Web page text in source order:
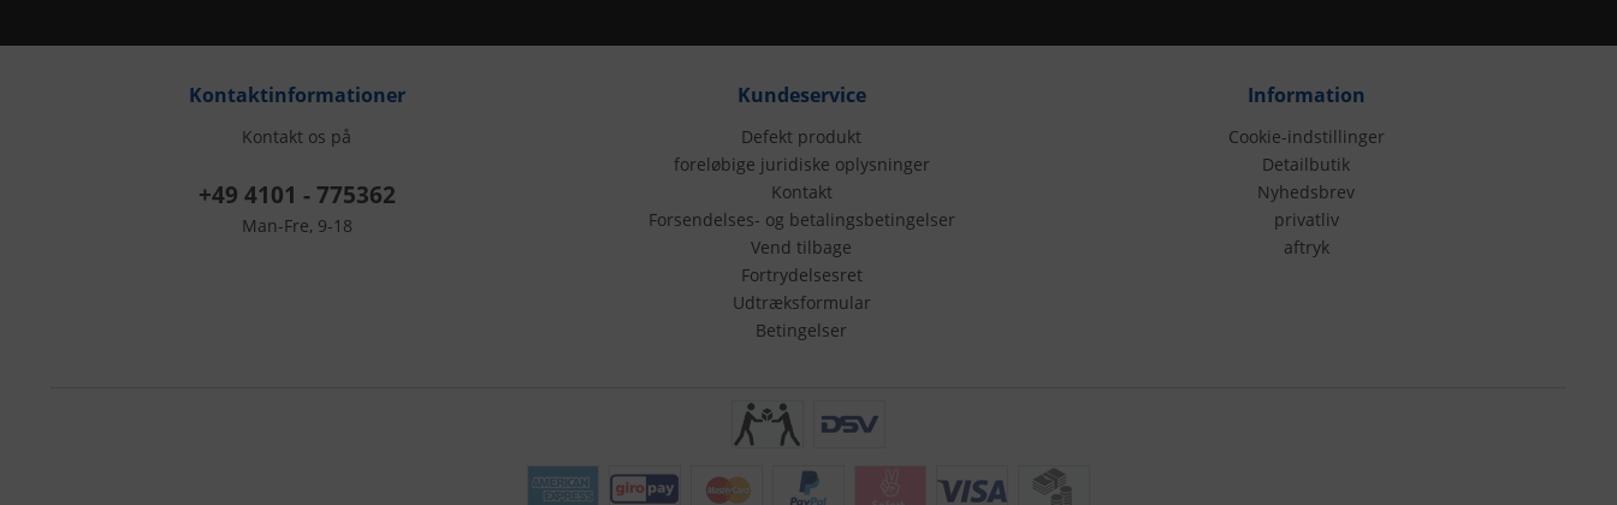
Kontaktinformationer
Kontakt os på
+49 4101 - 775362
Man-Fre, 9-18
Kundeservice
Defekt produkt
foreløbige juridiske oplysninger
Kontakt
Forsendelses- og betalingsbetingelser
Vend tilbage
Fortrydelsesret
Udtræksformular
Betingelser
Information
Cookie-indstillinger
Detailbutik
Nyhedsbrev
privatliv
aftryk